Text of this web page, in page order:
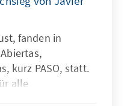
fanden in
kurz PASO, statt.
alle